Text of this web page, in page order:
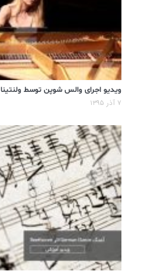
ویدیو اجرای والس شوپن توسط
۷ آذر ۱۳۹۵